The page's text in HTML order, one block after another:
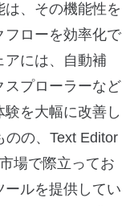
、その機能性を
フローを効率化で
アには、自動補
スプローラーなど
を大幅に改善し
のの、Text Editor
場で際立ってお
ールを提供してい